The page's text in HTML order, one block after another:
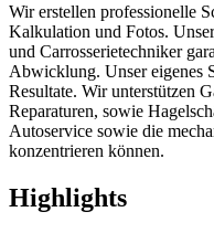
Wir erstellen professionelle
Kalkulation und Fotos.
und Carrosserietechniker
Abwicklung. Unser eigenes
Resultate. Wir unterstützen
Reparaturen, sowie
Autoservice sowie die
konzentrieren können.
Highlights